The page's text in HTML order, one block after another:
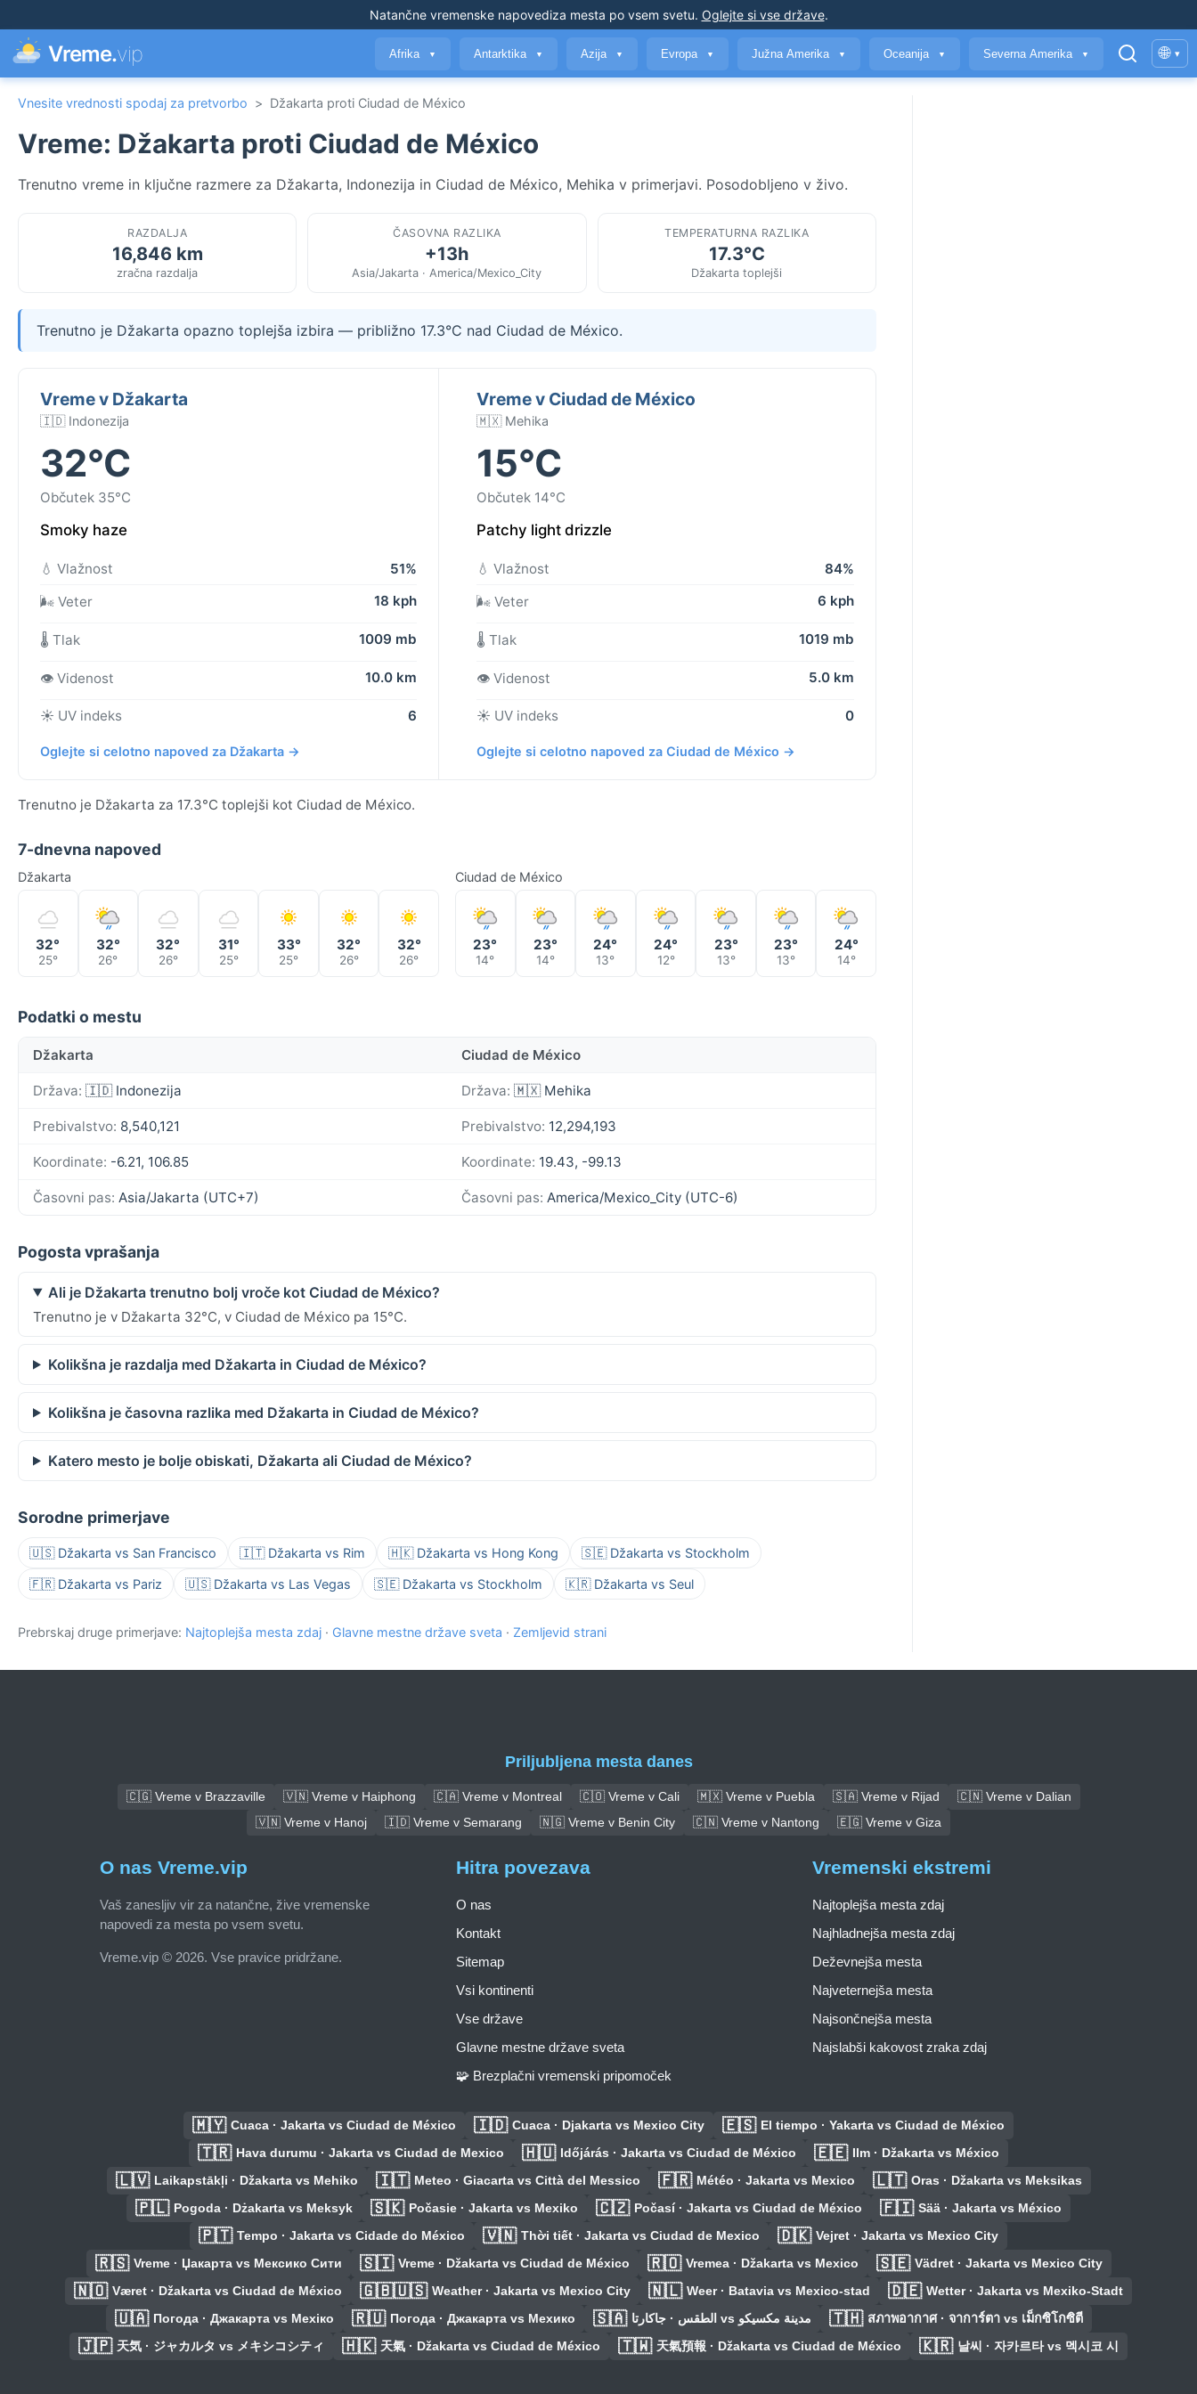
Natančne vremenske napovediza mesta po vsem svetu. Oglejte si vse države.
Vreme.vip Afrika ▼ Antarktika ▼ Azija ▼ Evropa ▼ Južna Amerika ▼ Oceanija ▼ Severna Amerika ▼ 🌐 ▾
Vnesite vrednosti spodaj za pretvorbo > Džakarta proti Ciudad de México
Vreme: Džakarta proti Ciudad de México
Trenutno vreme in ključne razmere za Džakarta, Indonezija in Ciudad de México, Mehika v primerjavi. Posodobljeno v živo.
RAZDALJA
16,846 km
zračna razdalja
ČASOVNA RAZLIKA
+13h
Asia/Jakarta · America/Mexico_City
TEMPERATURNA RAZLIKA
17.3°C
Džakarta toplejši
Trenutno je Džakarta opazno toplejša izbira — približno 17.3°C nad Ciudad de México.
Vreme v Džakarta
🇮🇩 Indonezija
32°C
Občutek 35°C
Smoky haze
💧 Vlažnost
51%
🌬️ Veter
18 kph
🌡️ Tlak 1009 mb
👁️ Videnost 10.0 km
☀️ UV indeks 6
Oglejte si celotno napoved za Džakarta →
Vreme v Ciudad de México
🇲🇽 Mehika
15°C
Občutek 14°C
Patchy light drizzle
💧 Vlažnost
84%
🌬️ Veter
6 kph
🌡️ Tlak 1019 mb
👁️ Videnost 5.0 km
☀️ UV indeks 0
Oglejte si celotno napoved za Ciudad de México →
Trenutno je Džakarta za 17.3°C toplejši kot Ciudad de México.
7-dnevna napoved
Džakarta
32°
25°
32°
26°
32°
26°
31°
25°
33°
25°
32°
26°
32°
26°
Ciudad de México
23°
14°
23°
14°
24°
13°
24°
12°
23°
13°
23°
13°
24°
14°
Podatki o mestu
Džakarta Ciudad de México
Država: 🇮🇩 Indonezija Država: 🇲🇽 Mehika
Prebivalstvo: 8,540,121 Prebivalstvo: 12,294,193
Koordinate: -6.21, 106.85 Koordinate: 19.43, -99.13
Časovni pas: Asia/Jakarta (UTC+7) Časovni pas: America/Mexico_City (UTC-6)
Pogosta vprašanja
Ali je Džakarta trenutno bolj vroče kot Ciudad de México?
Trenutno je v Džakarta 32°C, v Ciudad de México pa 15°C.
Kolikšna je razdalja med Džakarta in Ciudad de México?
Kolikšna je časovna razlika med Džakarta in Ciudad de México?
Katero mesto je bolje obiskati, Džakarta ali Ciudad de México?
Sorodne primerjave
🇺🇸 Džakarta vs San Francisco 🇮🇹 Džakarta vs Rim 🇭🇰 Džakarta vs Hong Kong 🇸🇪 Džakarta vs Stockholm
🇫🇷 Džakarta vs Pariz 🇺🇸 Džakarta vs Las Vegas 🇸🇪 Džakarta vs Stockholm 🇰🇷 Džakarta vs Seul
Prebrskaj druge primerjave: Najtoplejša mesta zdaj · Glavne mestne države sveta · Zemljevid strani
Priljubljena mesta danes
🇨🇬 Vreme v Brazzaville 🇻🇳 Vreme v Haiphong 🇨🇦 Vreme v Montreal 🇨🇴 Vreme v Cali 🇲🇽 Vreme v Puebla 🇸🇦 Vreme v Rijad
🇨🇳 Vreme v Dalian
🇻🇳 Vreme v Hanoj
🇮🇩 Vreme v Semarang 🇳🇬 Vreme v Benin City 🇨🇳 Vreme v Nantong 🇪🇬 Vreme v Giza
O nas Vreme.vip
Vaš zanesljiv vir za natančne, žive vremenske
napovedi za mesta po vsem svetu.
Vreme.vip © 2026. Vse pravice pridržane.
Hitra povezava
O nas
Kontakt
Sitemap
Vsi kontinenti
Vse države
Glavne mestne države sveta
🧩 Brezplačni vremenski pripomoček
Vremenski ekstremi
Najtoplejša mesta zdaj
Najhladnejša mesta zdaj
Deževnejša mesta
Najveternejša mesta
Najsončnejša mesta
Najslabši kakovost zraka zdaj
🇲🇾 Cuaca · Jakarta vs Ciudad de México 🇮🇩 Cuaca · Djakarta vs Mexico City 🇪🇸 El tiempo · Yakarta vs Ciudad de México
🇹🇷 Hava durumu · Jakarta vs Ciudad de Mexico 🇭🇺 Időjárás · Jakarta vs Ciudad de México 🇪🇪 Ilm · Džakarta vs México
🇱🇻 Laikapstākļi · Džakarta vs Mehiko 🇮🇹 Meteo · Giacarta vs Città del Messico 🇫🇷 Météo · Jakarta vs Mexico 🇱🇹 Oras · Džakarta vs Meksikas
🇵🇱 Pogoda · Dżakarta vs Meksyk 🇸🇰 Počasie · Jakarta vs Mexiko 🇨🇿 Počasí · Jakarta vs Ciudad de México 🇫🇮 Sää · Jakarta vs México
🇵🇹 Tempo · Jakarta vs Cidade do México 🇻🇳 Thời tiết · Jakarta vs Ciudad de Mexico 🇩🇰 Vejret · Jakarta vs Mexico City
🇷🇸 Vreme · Џакарта vs Мексико Сити 🇸🇮 Vreme · Džakarta vs Ciudad de México 🇷🇴 Vremea · Džakarta vs Mexico 🇸🇪 Vädret · Jakarta vs Mexico City
🇳🇴 Været · Džakarta vs Ciudad de México 🇬🇧🇺🇸 Weather · Jakarta vs Mexico City 🇳🇱 Weer · Batavia vs Mexico-stad 🇩🇪 Wetter · Jakarta vs Mexiko-Stadt
🇺🇦 Погода · Джакарта vs Мехіко 🇷🇺 Погода · Джакарта vs Мехико 🇸🇦 الطقس · جاكارتا vs مدينة مكسيكو 🇹🇭 สภาพอากาศ · จาการ์ตา vs เม็กซิโกซิตี
🇯🇵 天気 · ジャカルタ vs メキシコシティ 🇭🇰 天氣 · Džakarta vs Ciudad de México 🇹🇼 天氣預報 · Džakarta vs Ciudad de México 🇰🇷 날씨 · 자카르타 vs 멕시코 시